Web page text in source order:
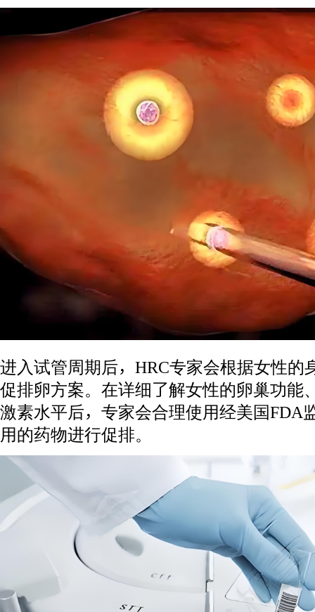
进入试管周期后，HRC专家会根据女性的
促排卵方案。在详细了解女性的卵巢功能
激素水平后，专家会合理使用经美国FDA
用的药物进行促排。